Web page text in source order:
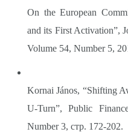
On the European
and its First Activation”,
Volume 54, Number 5,
Kornai János, “Shifting
U-Turn”, Public
Number 3, стр. 172-202.